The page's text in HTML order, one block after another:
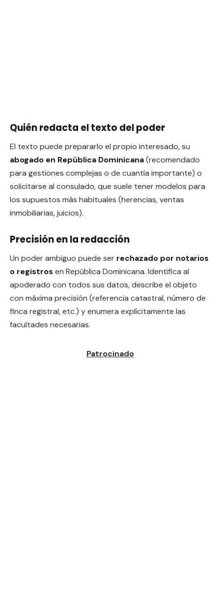
Quién redacta el texto del poder
El texto puede prepararlo el propio interesado, su
abogado en República Dominicana(recomendado
para gestiones complejas o de cuantía importante) o
solicitarse al consulado, que suele tener modelos para
los supuestos más habituales (herencias, ventas
inmobiliarias, juicios).
Precisión en la redacción
Un poder ambiguo puede ser rechazado por notarios
o registros en República Dominicana. Identifica al
apoderado con todos sus datos, describe el objeto
con máxima precisión (referencia catastral, número de
finca registral, etc.) y enumera explícitamente las
facultades necesarias.